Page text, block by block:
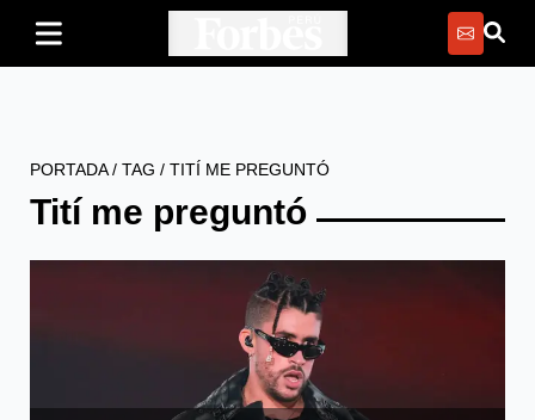
PORTADA/ TAG / TITÍ ME PREGUNTÓ
Tití me preguntó